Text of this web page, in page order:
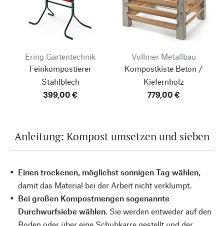
Ering Gartentechnik
Feinkompostierer
Stahlblech
399,00 €
Vollmer Metallbau
Kompostkiste Beton /
Kiefernholz
779,00 €
Anleitung: Kompost umsetzen und sieben
Einen trockenen, möglichst sonnigen Tag wählen,
damit das Material bei der Arbeit nicht verklumpt.
Bei großen Kompostmengen sogenannte
Durchwurfsiebe wählen. Sie werden entweder auf den